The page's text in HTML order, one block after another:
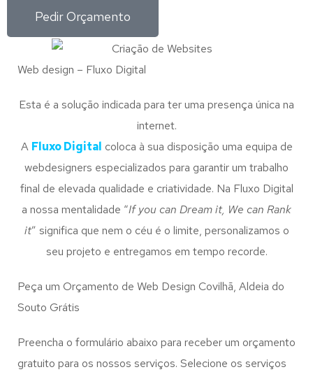
Pedir Orçamento
Web design – Fluxo Digital
Esta é a solução indicada para ter uma presença única na
internet.
A Fluxo Digital coloca à sua disposição uma equipa de
webdesigners especializados para garantir um trabalho
final de elevada qualidade e criatividade. Na Fluxo Digital
a nossa mentalidade “If you can Dream it, We can Rank
it” significa que nem o céu é o limite, personalizamos o
seu projeto e entregamos em tempo recorde.
Peça um Orçamento de Web Design Covilhã, Aldeia do
Souto Grátis
Preencha o formulário abaixo para receber um orçamento
gratuito para os nossos serviços. Selecione os serviços